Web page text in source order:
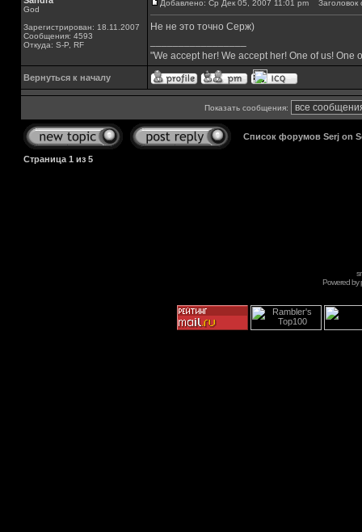
God
Зарегистрирован: 18.11.2007
Сообщения: 4593
Откуда: S-P, RF
Добавлено: Ср Дек 05, 2007 11:01 pm Заголовок
Не не это точно Серж)
"We accept her! We accept her! One of us!
Вернуться к началу
Показать сообщения:
Список форумов Serj on
Страница 1 из 5
Powered by